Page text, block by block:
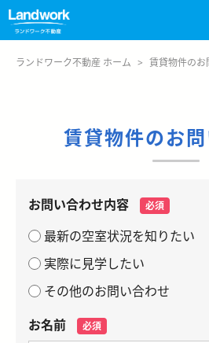
ランドワーク不動産 ホーム > 賃貸物件のお
賃貸物件のお
お問い合わせ内容 必須
最新の空室状況を知りたい
実際に見学したい
その他のお問い合わせ
お名前
必須